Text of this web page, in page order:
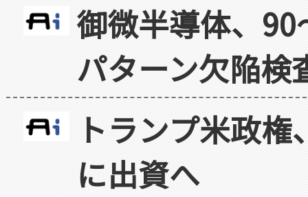
御微半導体、
パターン欠陥検
トランプ米政
に出資へ